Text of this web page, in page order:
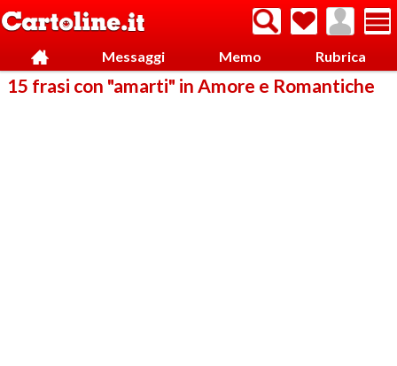
Messaggi Memo Rubrica
15 frasi con "amarti" in Amore e Romantiche